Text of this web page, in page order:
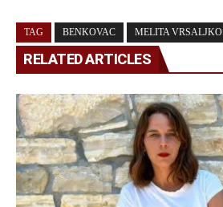
TAG BENKOVAC MELITA VRSALJKO
RELATED ARTICLES